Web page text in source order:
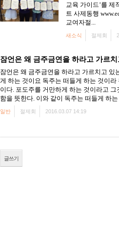
교육 가이드’를
트 사제동행
교여자절...
새소식 절제회
잠언은 왜 금주금연을 하라고 가르
잠언은 왜 금주금연을 하라고 가르치고 있
게 하는 것이요 독주는 떠들게 하는 것이
이다. 포도주를 거만하게 하는 것이라고
함을 뜻한다. 이와 같이 독주는 떠들게 하는
일반 절제회 2016.03.07 14:19
글쓰기